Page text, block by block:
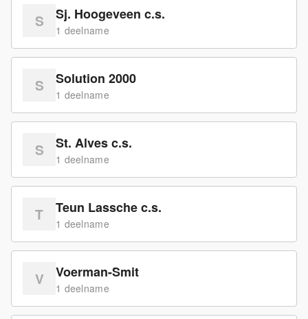
S Sj. Hoogeveen c.s.
1 deelname
S Solution 2000
1 deelname
S St. Alves c.s.
1 deelname
T Teun Lassche c.s.
1 deelname
V Voerman-Smit
1 deelname